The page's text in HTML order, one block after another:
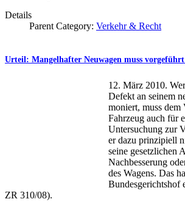
Details
Parent Category: Verkehr & Recht
Urteil: Mangelhafter Neuwagen muss
12. März 2010.
Defekt an seinem
moniert, muss dem
Fahrzeug auch für
Untersuchung zur
er dazu prinzipiell
seine gesetzlichen
Nachbesserung
des Wagens. Das
ZR 310/08).